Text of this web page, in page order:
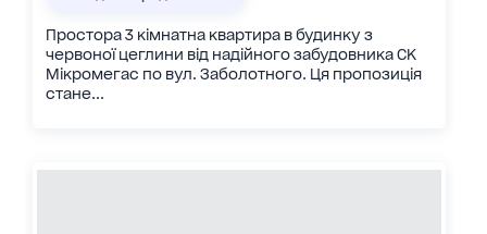
Простора 3 кімнатна квартира в будинку з
червоної цеглини від надійного забудовника СК
Мікромегас по вул. Заболотного. Ця пропозиція
стане...